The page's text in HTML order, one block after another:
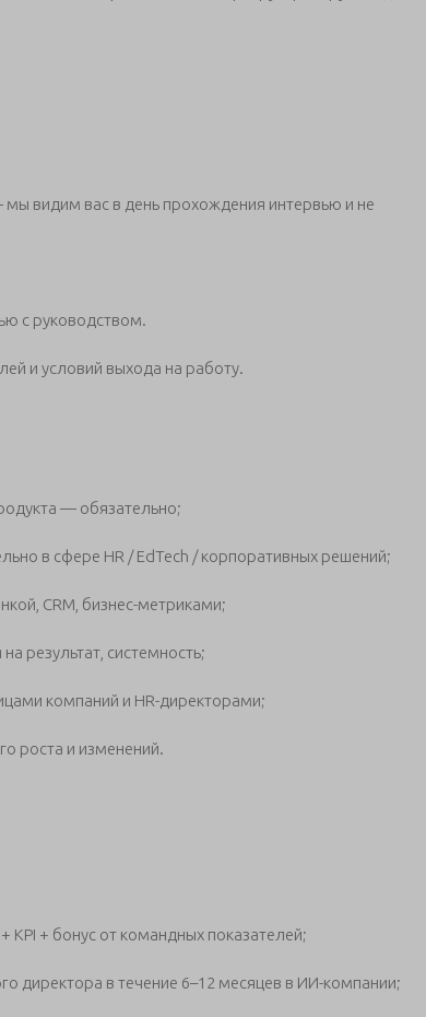
видим вас в день прохождения интервью и не
с руководством.
и условий выхода на работу.
— обязательно;
в сфере HR / EdTech / корпоративных решений;
CRM, бизнес-метриками;
результат, системность;
компаний и HR-директорами;
роста и изменений.
KPI + бонус от командных показателей;
директора в течение 6–12 месяцев в ИИ-компании;